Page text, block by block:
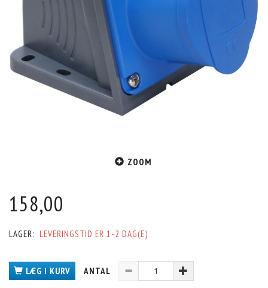
ZOOM
158,00
LAGER: LEVERINGSTID ER 1-2 DAG(E)
LÆG I KURV ANTAL